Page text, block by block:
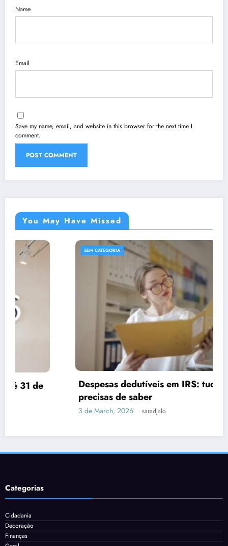
Name
Email
Save my name, email, and website in this browser for the next time I
comment.
You May Have Missed
SEM CATEGORIA
Despesas dedutíveis em IRS: tudo o que
precisas de saber
saradjalo
Categorias
Cidadania
Decoração
Finanças